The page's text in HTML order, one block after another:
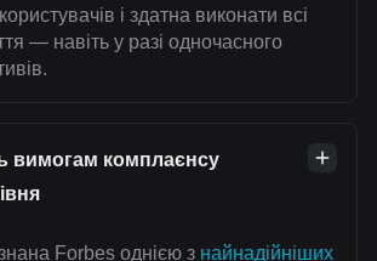
і здатна виконати всі
— навіть у разі одночасного
вимогам комплаєнсу
Forbes однією з найнадійніших